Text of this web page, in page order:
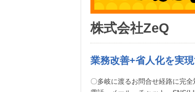
株式会社ZeQ
業務改善+省人化を実
〇多岐に渡るお問合せ経路に完全